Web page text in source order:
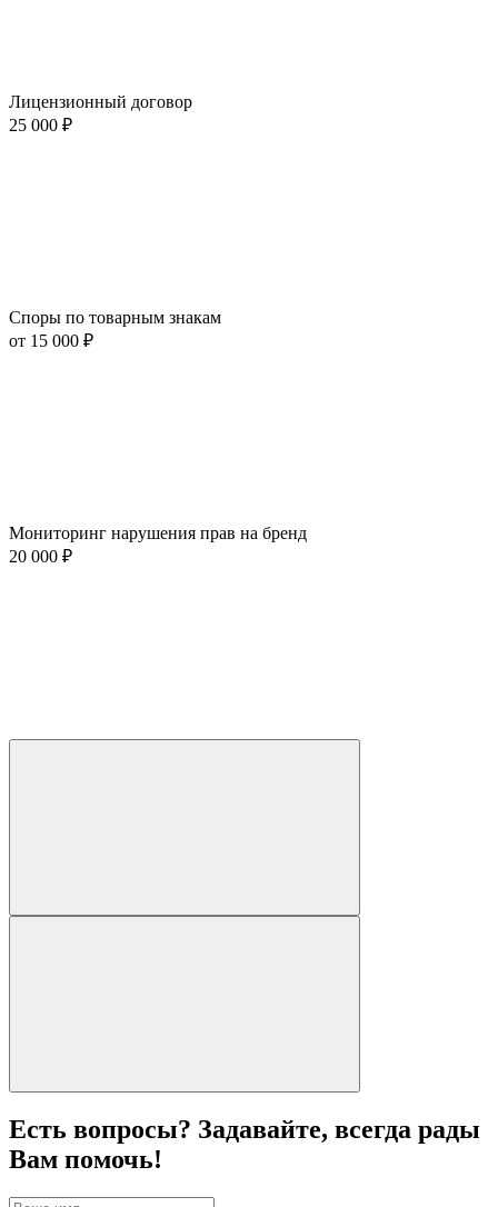
Лицензионный договор
25 000 ₽
Споры по товарным знакам
от 15 000 ₽
Мониторинг нарушения прав на бренд
20 000 ₽
Есть вопросы? Задавайте, всегда рады
Вам помочь!